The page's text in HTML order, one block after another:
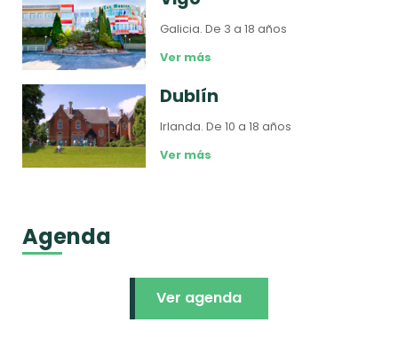
Galicia.De 3 a 18 años
Ver más
Dublín
Irlanda.De 10 a 18 años
Ver más
Agenda
Ver agenda